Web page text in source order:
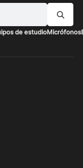
de estudioMicrófonos